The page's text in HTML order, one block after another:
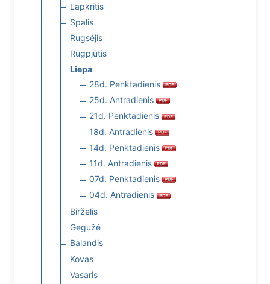
Lapkritis
Spalis
Rugsėjis
Rugpjūtis
Liepa
28d. Penktadienis
25d. Antradienis
21d. Penktadienis
18d. Antradienis
14d. Penktadienis
11d. Antradienis
07d. Penktadienis
04d. Antradienis
Birželis
Gegužė
Balandis
Kovas
Vasaris